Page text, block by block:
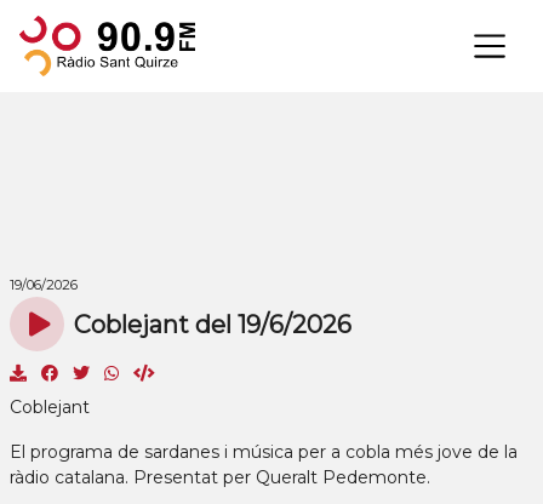
×
19/06/2026
Coblejant del 19/6/2026
Coblejant
El programa de sardanes i música per a cobla més jove de la
ràdio catalana. Presentat per Queralt Pedemonte.